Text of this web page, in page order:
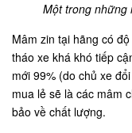
Một trong những
Mâm zin tại hãng có
tháo xe khá khó tiếp
mới 99% (do chủ xe
mua lẻ sẽ là các mâm
bảo về chất lượng.